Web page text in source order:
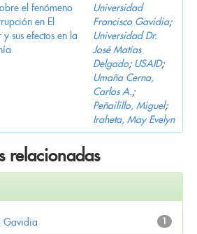
el fenómeno
en El
sus efectos en la
Universidad
Francisco Gavidia;
Universidad Dr.
José Matías
Delgado; USAID;
Umaña Cerna,
Carlos A.;
Peñailillo, Miguel;
Iraheta, May Evelyn
relacionadas
1
Gavidia